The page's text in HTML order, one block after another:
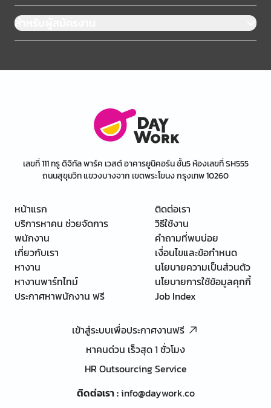
สำหรับผู้สมัครงาน
เลขที่ 111 ทรู ดิจิทัล พาร์ค เวสต์ อาคารยูนิคอร์น ชั้น5 ห้องเลขที่ SH555
ถนนสุขุมวิท แขวงบางจาก เขตพระโขนง กรุงเทพ 10260
หน้าแรก
บริการหาคน ช่วยจัดการ
พนักงาน
เกี่ยวกับเรา
หางาน
หางานพาร์ทไทม์
ประกาศหาพนักงาน ฟรี
ติดต่อเรา
วิธีใช้งาน
คำถามที่พบบ่อย
เงื่อนไขและข้อกำหนด
นโยบายความเป็นส่วนตัว
นโยบายการใช้ข้อมูลคุกกี้
Job Index
เข้าสู่ระบบเพื่อประกาศงานฟรี
หาคนด่วน เร็วสุด 1 ชั่วโมง
HR Outsourcing Service
ติดต่อเรา:info@daywork.co